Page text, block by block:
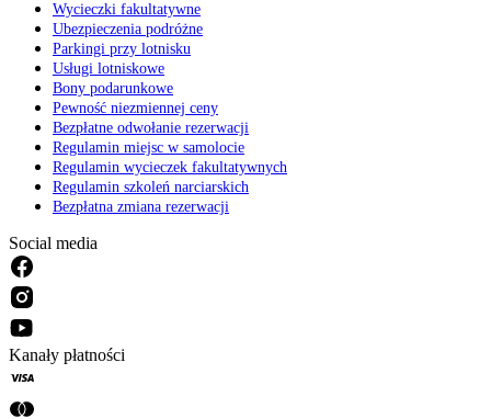
Wycieczki fakultatywne
Ubezpieczenia podróżne
Parkingi przy lotnisku
Usługi lotniskowe
Bony podarunkowe
Pewność niezmiennej ceny
Bezpłatne odwołanie rezerwacji
Regulamin miejsc w samolocie
Regulamin wycieczek fakultatywnych
Regulamin szkoleń narciarskich
Bezpłatna zmiana rezerwacji
Social media
Kanały płatności